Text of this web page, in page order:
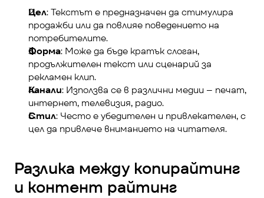
Цел: Текстът е предназначен да стимулира
продажби или да повлияе поведението на
потребителите.
Форма: Може да бъде кратък слоган,
продължителен текст или сценарий за
рекламен клип.
Канали: Използва се в различни медии – печат,
интернет, телевизия, радио.
Стил: Често е убедителен и привлекателен, с
цел да привлече вниманието на читателя.
Разлика между копирайтинг
и контент райтинг